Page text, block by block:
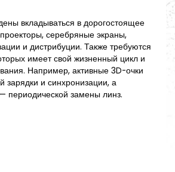
вкладываться в дорогостоящее
серебряные экраны,
и дистрибуции. Также требуются
имеет свой жизненный цикл и
Например, активные 3D-очки
зарядки и синхронизации, а
периодической замены линз.